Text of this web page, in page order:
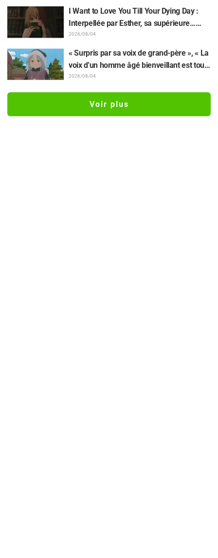
l'illustration inédite de l'exposition de
l'anime « JUJUTSU KAISEN »
I Want to Love You Till Your Dying Day :
Interpellée par Esther, sa supérieure…
Synopsis, visuels, bande-annonce WEB et
affiches de l'épisode 5 de l'anime dévoilés
2026/08/04
« Surpris par sa voix de grand-père », « La
voix d'un homme âgé bienveillant est tout
aussi superbe » : Akira Ishida en chef de
Jaadugar: A Witch in Mongolia »
2026/08/04
Voir plus